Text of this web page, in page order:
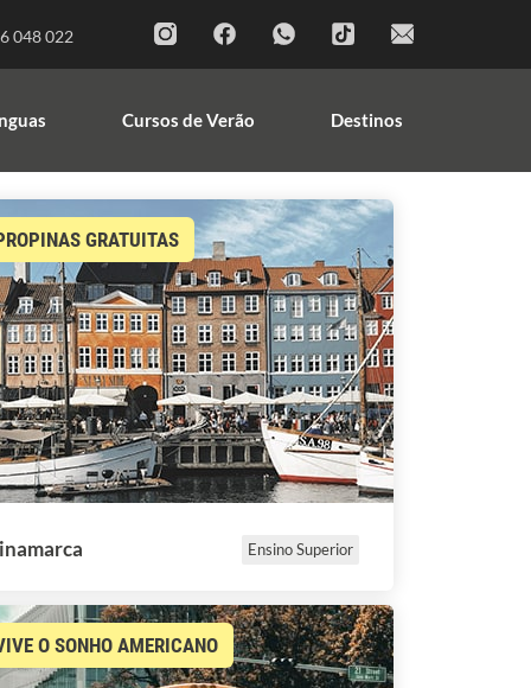
048 022
Cursos de Verão Destinos
GRATUITAS
Ensino Superior
O SONHO AMERICANO
Cursos de Línguas Cursos de Verão
Destinos